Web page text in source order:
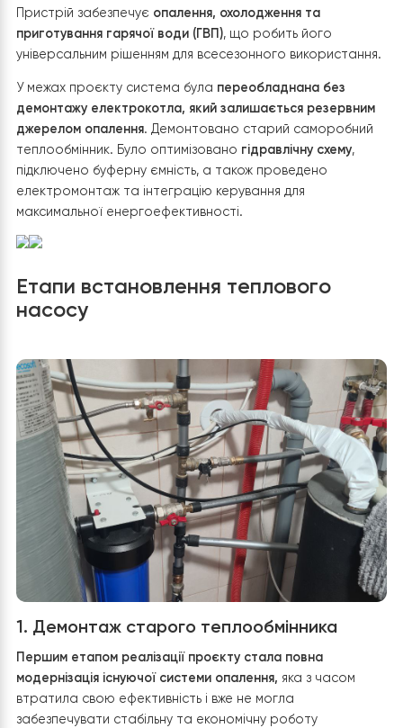
покриває теплове навантаження будинку, а й
стабільну роботу навіть за низьких температур.
Сучасний тепловий насос Raymer RAY-18DS2-EVI
високий коефіцієнт ефективності (COP = 4,47)
дозволяє зменшити витрати на опалення до80% у
порівнянні з електрокотлом або газовою системою
Пристрій забезпечує опалення, охолодження та
приготування гарячої води (ГВП)
, що робить його
універсальним рішенням для всесезонного
У межах проєкту система була
джерелом опалення. Демонтовано старий
теплообмінник. Було оптимізовано
максимальної енергоефективності.
Етапи встановлення теплового
насосу